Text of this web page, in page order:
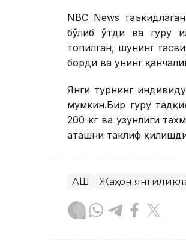
NBC News
бўлиб ўтди ва гуруҳ
топилган, шунинг
борди ва унинг
Янги турнинг
мумкин.Бир гуруҳ
200 кг ва узунлиги
аташни таклиф
АҚШ Жаҳон